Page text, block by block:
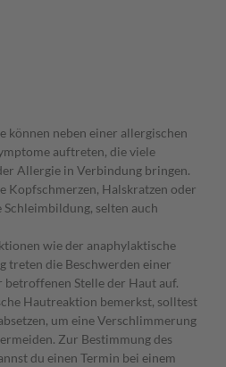
können neben einer allergischen
auftreten, die viele
Allergie in Verbindung bringen.
Kopfschmerzen, Halskratzen oder
selten auch
wie der anaphylaktische
treten die Beschwerden einer
Stelle der Haut auf.
Hautreaktion bemerkst, solltest
um eine Verschlimmerung
Zur Bestimmung des
du einen Termin bei einem